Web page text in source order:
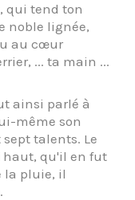
qui tend ton
noble lignée,
au cœur
... ta main ...
ainsi parlé à
même son
talents. Le
haut, qu'il en fut
la pluie, il